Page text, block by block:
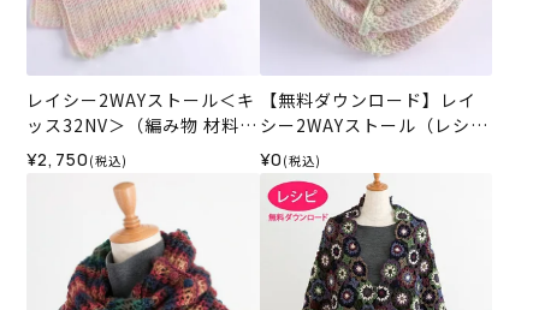
レイシー2WAYストール＜キ
ッス32NV＞（編み物 材料セ
ット）
¥2,750 (税込)
【無料ダウンロード】レイ
シー2WAYストール（レシ
ピ）
¥0 (税込)